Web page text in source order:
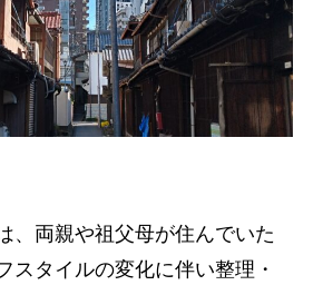
、両親や祖父母が住んでいた
スタイルの変化に伴い整理・